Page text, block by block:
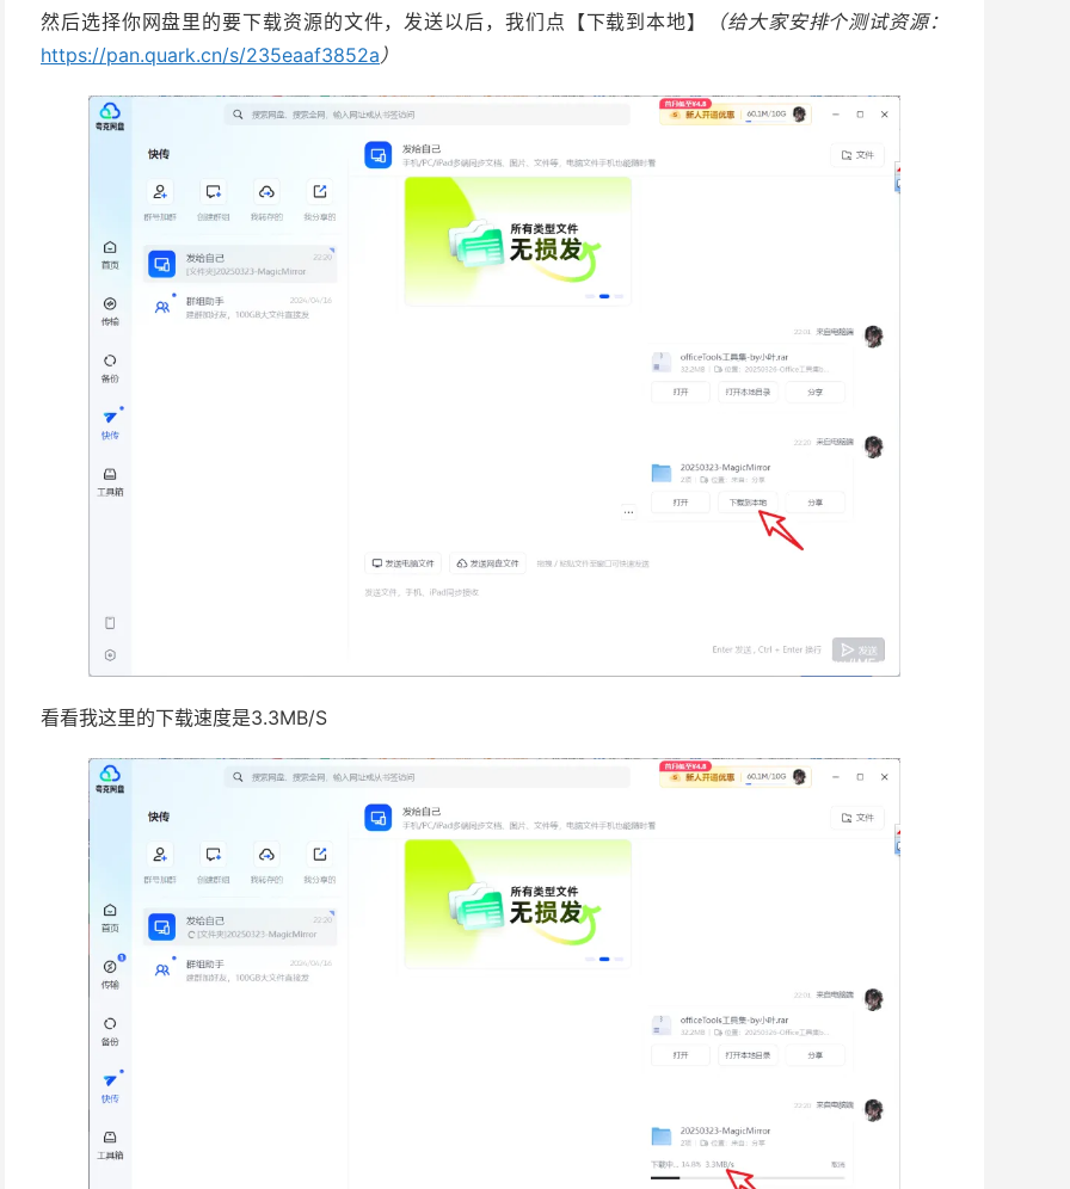
然后选择你网盘里的要下载资源的文件，发送以后，我们点【下载到本地】
（给大家安排个测试资源：
https://pan.quark.cn/s/235eaaf3852a）
看看我这里的下载速度是3.3MB/S